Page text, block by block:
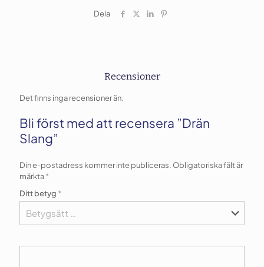
Dela
Recensioner
Det finns inga recensioner än.
Bli först med att recensera ”Drän
Slang”
Din e-postadress kommer inte publiceras. Obligatoriska fält är
märkta*
Ditt betyg *